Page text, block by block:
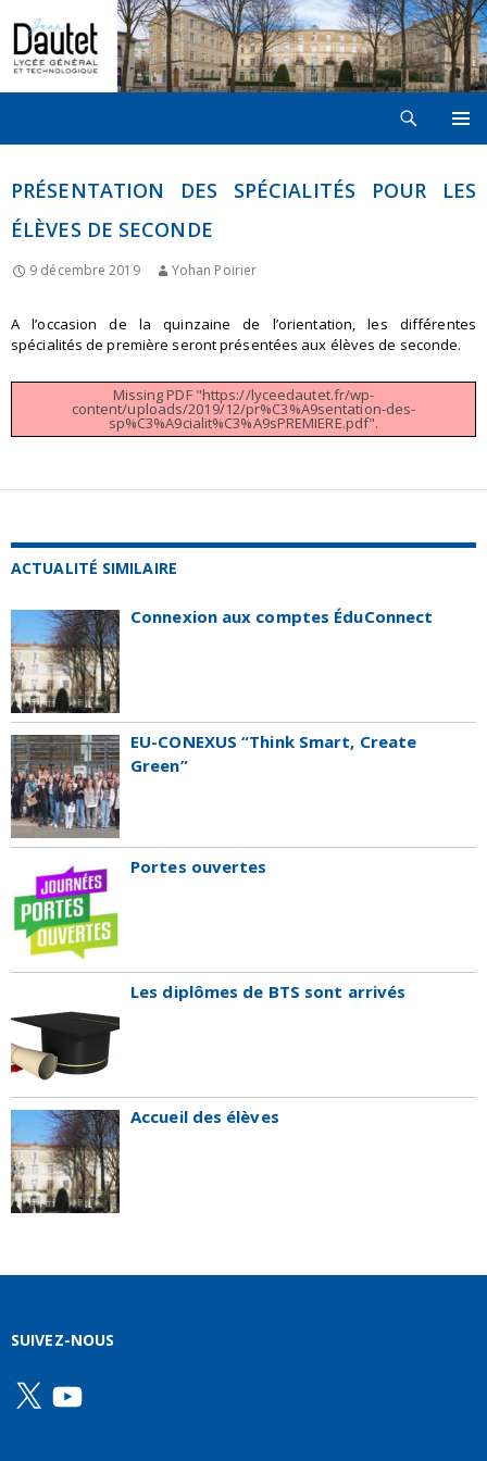
CONTENU
PRÉSENTATION DES SPÉCIALITÉS POUR LES
ÉLÈVES DE SECONDE
9 décembre 2019 Yohan Poirier
A l’occasion de la quinzaine de l’orientation, les différentes
spécialités de première seront présentées aux élèves de seconde.
Missing PDF "https://lyceedautet.fr/wp-
content/uploads/2019/12/pr%C3%A9sentation-des-
sp%C3%A9cialit%C3%A9sPREMIERE.pdf".
ACTUALITÉ SIMILAIRE
Connexion aux comptes ÉduConnect
EU-CONEXUS “Think Smart, Create
Green”
Portes ouvertes
Les diplômes de BTS sont arrivés
Accueil des élèves
SUIVEZ-NOUS
X YouTube